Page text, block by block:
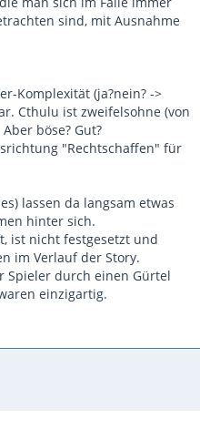
sind, mit Ausnahme
Komplexität (ja?nein? ->
Cthulu ist zweifelsohne (von
böse? Gut?
"Rechtschaffen" für
lassen da langsam etwas
hinter sich.
ist nicht festgesetzt und
im Verlauf der Story.
Spieler durch einen Gürtel
einzigartig.